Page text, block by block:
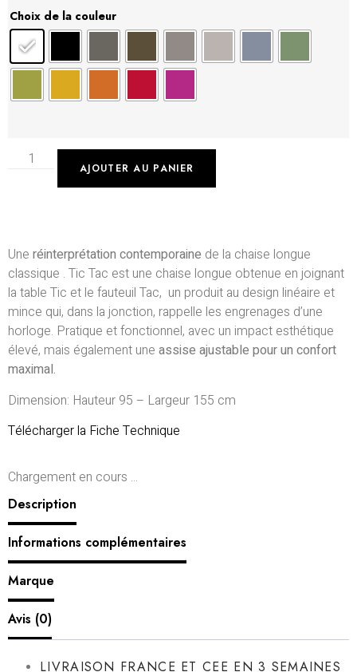
Choix de la couleur
AJOUTER AU PANIER
Une réinterprétation contemporaine de la chaise longue
classique . Tic Tac est une chaise longue obtenue en joignant
la table Tic et le fauteuil Tac, un produit au design linéaire et
mince qui, dans la jonction, rappelle les engrenages d’une
horloge. Pratique et fonctionnel, avec un impact esthétique
élevé, mais également une assise ajustable pour un confort
maximal.
Dimension: Hauteur 95 – Largeur 155 cm
Télécharger la Fiche Technique
Chargement en cours ...
Description
Informations complémentaires
Marque
Avis (0)
LIVRAISON FRANCE ET CEE EN 3 SEMAINES